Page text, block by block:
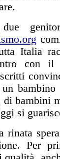
Italia
con
di bambini
si
rinata
Per